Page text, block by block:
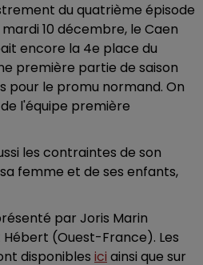
du quatrième épisode
10 décembre, le Caen
encore la 4e place du
première partie de saison
pour le promu normand. On
l'équipe première
les contraintes de son
femme et de ses enfants,
par Joris Marin
(Ouest-France). Les
disponibles ici ainsi que sur